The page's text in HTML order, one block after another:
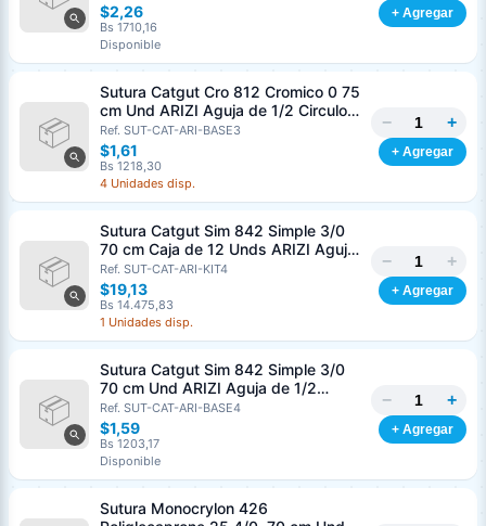
$2,26
Bs 1710,16
Disponible
+ Agregar
Sutura Catgut Cro 812 Cromico 0 75
cm Und ARIZI Aguja de 1/2 Circulo
Punta Conica 37 mm
Ref. SUT-CAT-ARI-BASE3
$1,61
Bs 1218,30
4 Unidades disp.
− +
+ Agregar
Sutura Catgut Sim 842 Simple 3/0
70 cm Caja de 12 Unds ARIZI Aguja
de 1/2 Circulo Punta Conica 36 mm
Ref. SUT-CAT-ARI-KIT4
$19,13
Bs 14.475,83
1 Unidades disp.
− +
+ Agregar
Sutura Catgut Sim 842 Simple 3/0
70 cm Und ARIZI Aguja de 1/2
Circulo Punta Conica 36 mm
Ref. SUT-CAT-ARI-BASE4
$1,59
Bs 1203,17
Disponible
− +
+ Agregar
Sutura Monocrylon 426